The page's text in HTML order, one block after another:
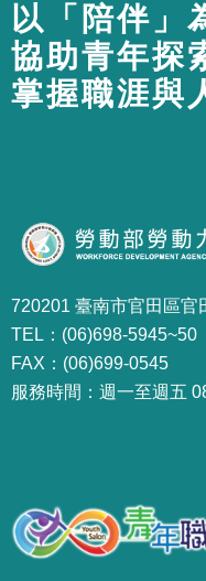
以「陪伴」
協助青年探
掌握職涯與
720201 臺南市官田區官
TEL：(06)698-5945~50
FAX：(06)699-0545
服務時間：週一至週五